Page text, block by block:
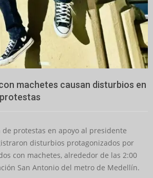
machetes causan disturbios en
protestas en apoyo al presidente
disturbios protagonizados por
con machetes, alrededor de las 2:00
San Antonio del metro de Medellín.